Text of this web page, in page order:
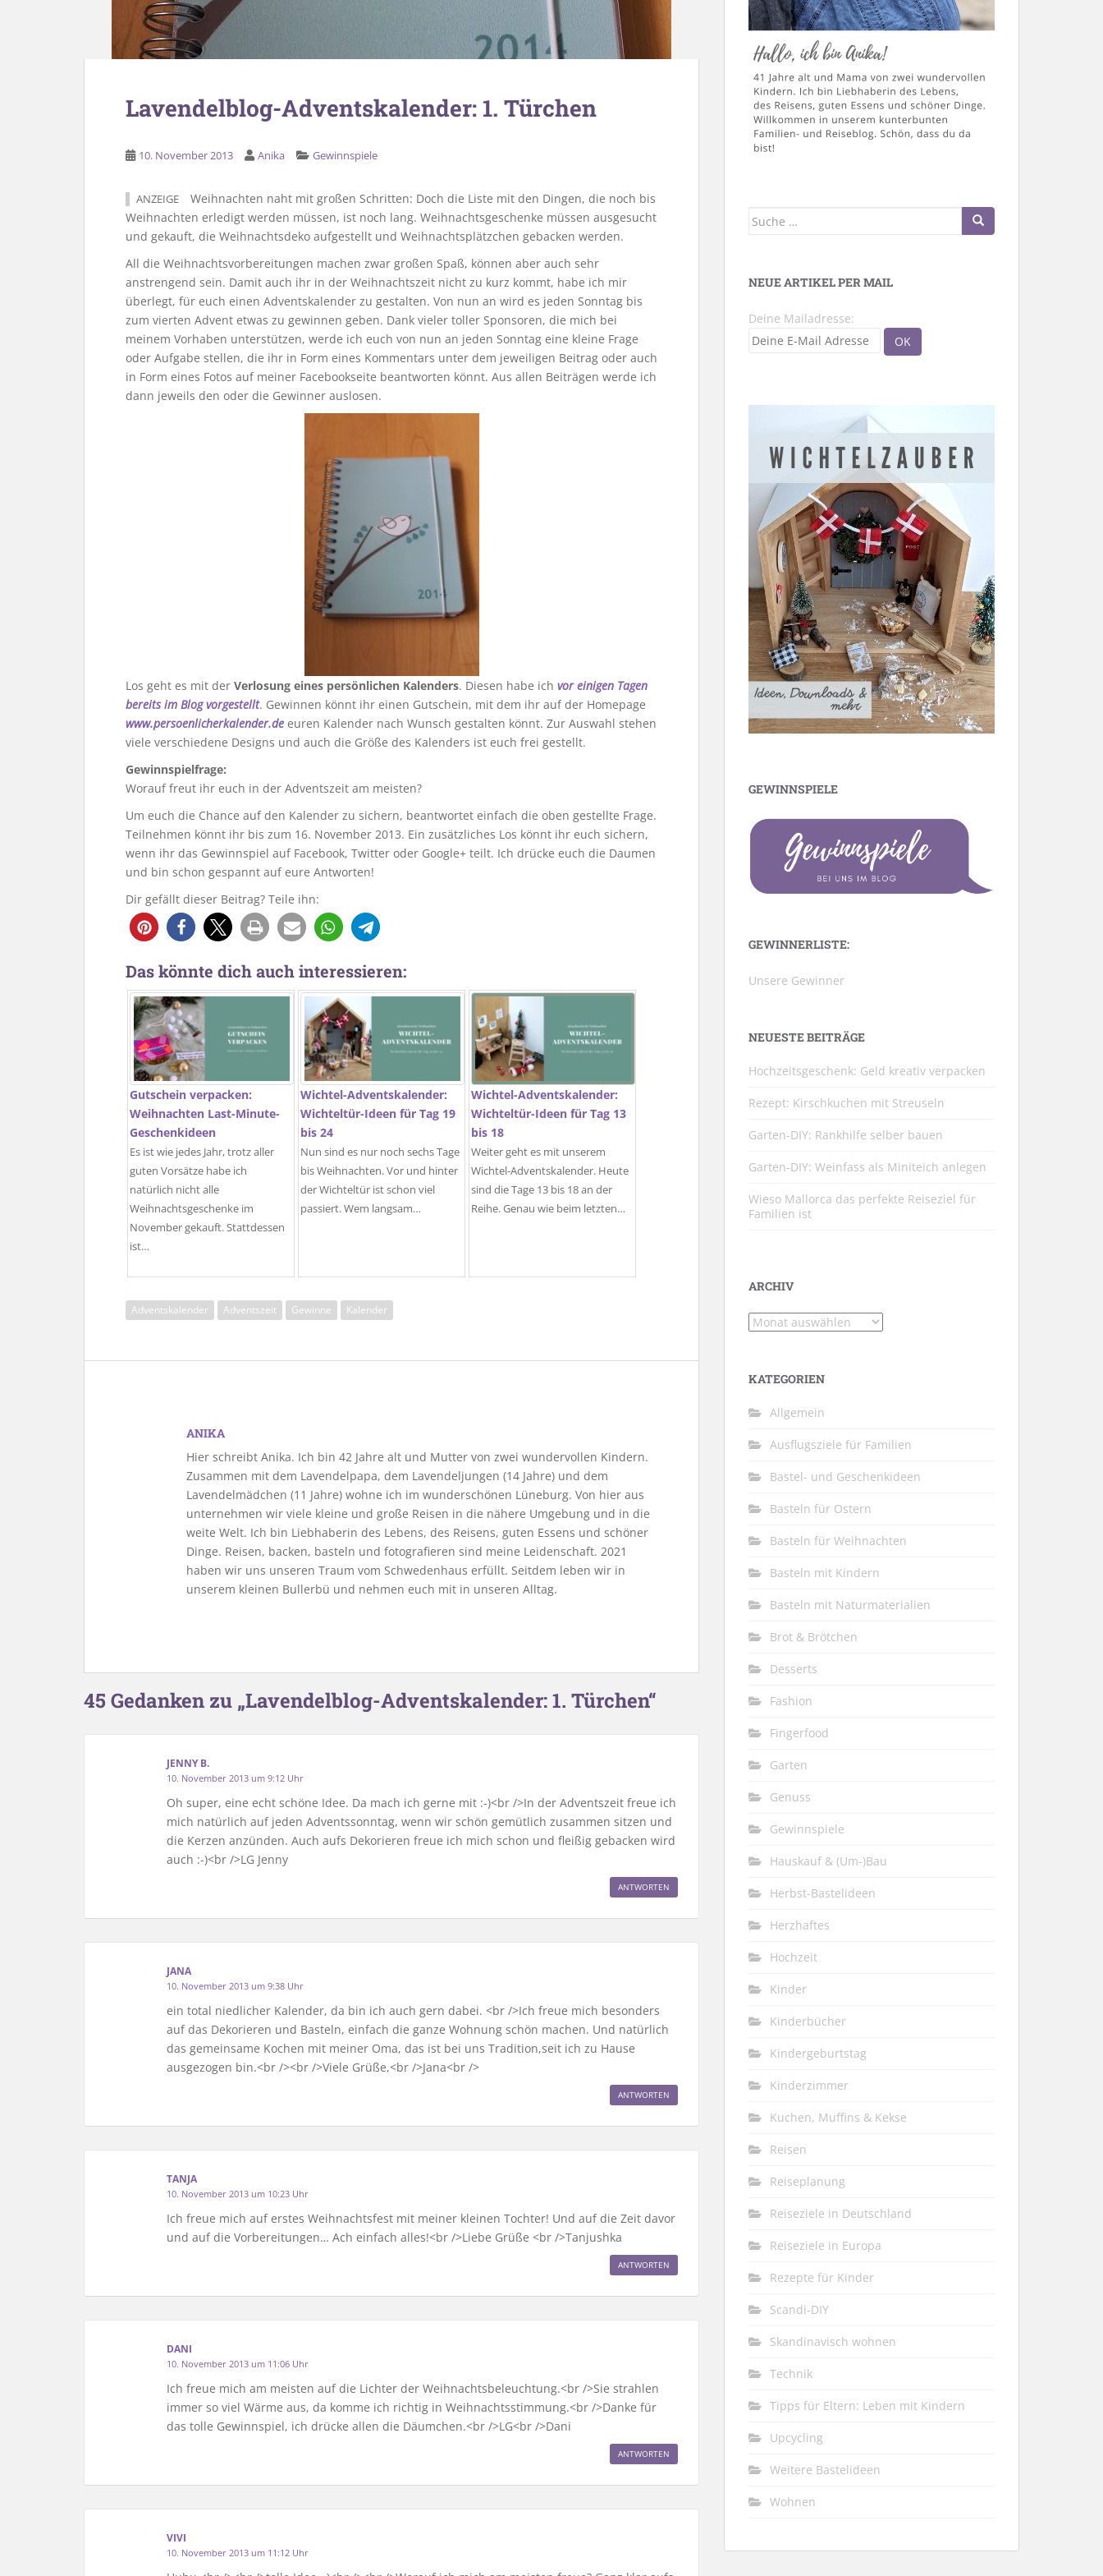
Lavendelblog-Adventskalender: 1. Türchen
10. November 2013 Anika Gewinnspiele
ANZEIGE
Weihnachten naht mit großen Schritten: Doch die Liste mit den Dingen, die noch bis
Weihnachten erledigt werden müssen, ist noch lang. Weihnachtsgeschenke müssen ausgesucht
und gekauft, die Weihnachtsdeko aufgestellt und Weihnachtsplätzchen gebacken werden.
All die Weihnachtsvorbereitungen machen zwar großen Spaß, können aber auch sehr
anstrengend sein. Damit auch ihr in der Weihnachtszeit nicht zu kurz kommt, habe ich mir
überlegt, für euch einen Adventskalender zu gestalten. Von nun an wird es jeden Sonntag bis
zum vierten Advent etwas zu gewinnen geben. Dank vieler toller Sponsoren, die mich bei
meinem Vorhaben unterstützen, werde ich euch von nun an jeden Sonntag eine kleine Frage
oder Aufgabe stellen, die ihr in Form eines Kommentars unter dem jeweiligen Beitrag oder auch
in Form eines Fotos auf meiner Facebookseite beantworten könnt. Aus allen Beiträgen werde ich
dann jeweils den oder die Gewinner auslosen.
Los geht es mit der Verlosung eines persönlichen Kalenders. Diesen habe ich vor einigen Tagen
bereits im Blog vorgestellt. Gewinnen könnt ihr einen Gutschein, mit dem ihr auf der Homepage
www.persoenlicherkalender.de euren Kalender nach Wunsch gestalten könnt. Zur Auswahl stehen
viele verschiedene Designs und auch die Größe des Kalenders ist euch frei gestellt.
Gewinnspielfrage:
Worauf freut ihr euch in der Adventszeit am meisten?
Um euch die Chance auf den Kalender zu sichern, beantwortet einfach die oben gestellte Frage.
Teilnehmen könnt ihr bis zum 16. November 2013. Ein zusätzliches Los könnt ihr euch sichern,
wenn ihr das Gewinnspiel auf Facebook, Twitter oder Google+ teilt. Ich drücke euch die Daumen
und bin schon gespannt auf eure Antworten!
Dir gefällt dieser Beitrag? Teile ihn:
Das könnte dich auch interessieren:
Gutschein verpacken:
Weihnachten Last-Minute-
Geschenkideen
Es ist wie jedes Jahr, trotz aller
guten Vorsätze habe ich
natürlich nicht alle
Weihnachtsgeschenke im
November gekauft. Stattdessen
ist…
Wichtel-Adventskalender:
Wichteltür-Ideen für Tag 19
bis 24
Nun sind es nur noch sechs Tage
bis Weihnachten. Vor und hinter
der Wichteltür ist schon viel
passiert. Wem langsam…
Wichtel-Adventskalender:
Wichteltür-Ideen für Tag 13
bis 18
Weiter geht es mit unserem
Wichtel-Adventskalender. Heute
sind die Tage 13 bis 18 an der
Reihe. Genau wie beim letzten…
Adventskalender Adventszeit Gewinne Kalender
ANIKA
Hier schreibt Anika. Ich bin 42 Jahre alt und Mutter von zwei wundervollen Kindern.
Zusammen mit dem Lavendelpapa, dem Lavendeljungen (14 Jahre) und dem
Lavendelmädchen (11 Jahre) wohne ich im wunderschönen Lüneburg. Von hier aus
unternehmen wir viele kleine und große Reisen in die nähere Umgebung und in die
weite Welt. Ich bin Liebhaberin des Lebens, des Reisens, guten Essens und schöner
Dinge. Reisen, backen, basteln und fotografieren sind meine Leidenschaft. 2021
haben wir uns unseren Traum vom Schwedenhaus erfüllt. Seitdem leben wir in
unserem kleinen Bullerbü und nehmen euch mit in unseren Alltag.
45 Gedanken zu „Lavendelblog-Adventskalender: 1. Türchen“
JENNY B.
10. November 2013 um 9:12 Uhr
Oh super, eine echt schöne Idee. Da mach ich gerne mit :-)<br />In der Adventszeit freue ich
mich natürlich auf jeden Adventssonntag, wenn wir schön gemütlich zusammen sitzen und
die Kerzen anzünden. Auch aufs Dekorieren freue ich mich schon und fleißig gebacken wird
auch :-)<br />LG Jenny
ANTWORTEN
JANA
10. November 2013 um 9:38 Uhr
ein total niedlicher Kalender, da bin ich auch gern dabei. <br />Ich freue mich besonders
auf das Dekorieren und Basteln, einfach die ganze Wohnung schön machen. Und natürlich
das gemeinsame Kochen mit meiner Oma, das ist bei uns Tradition,seit ich zu Hause
ausgezogen bin.<br /><br />Viele Grüße,<br />Jana<br />
ANTWORTEN
TANJA
10. November 2013 um 10:23 Uhr
Ich freue mich auf erstes Weihnachtsfest mit meiner kleinen Tochter! Und auf die Zeit davor
und auf die Vorbereitungen… Ach einfach alles!<br />Liebe Grüße <br />Tanjushka
ANTWORTEN
DANI
10. November 2013 um 11:06 Uhr
Ich freue mich am meisten auf die Lichter der Weihnachtsbeleuchtung.<br />Sie strahlen
immer so viel Wärme aus, da komme ich richtig in Weihnachtsstimmung.<br />Danke für
das tolle Gewinnspiel, ich drücke allen die Däumchen.<br />LG<br />Dani
ANTWORTEN
VIVI
10. November 2013 um 11:12 Uhr
Suche
NEUE ARTIKEL PER MAIL
Deine Mailadresse:
GEWINNSPIELE
GEWINNERLISTE:
Unsere Gewinner
NEUESTE BEITRÄGE
Hochzeitsgeschenk: Geld kreativ verpacken
Rezept: Kirschkuchen mit Streuseln
Garten-DIY: Rankhilfe selber bauen
Garten-DIY: Weinfass als Miniteich anlegen
Wieso Mallorca das perfekte Reiseziel für
Familien ist
ARCHIV
Archiv
KATEGORIEN
Allgemein
Ausflugsziele für Familien
Bastel- und Geschenkideen
Basteln für Ostern
Basteln für Weihnachten
Basteln mit Kindern
Basteln mit Naturmaterialien
Brot & Brötchen
Desserts
Fashion
Fingerfood
Garten
Genuss
Gewinnspiele
Hauskauf & (Um-)Bau
Herbst-Bastelideen
Herzhaftes
Hochzeit
Kinder
Kinderbücher
Kindergeburtstag
Kinderzimmer
Kuchen, Muffins & Kekse
Reisen
Reiseplanung
Reiseziele in Deutschland
Reiseziele in Europa
Rezepte für Kinder
Scandi-DIY
Skandinavisch wohnen
Technik
Tipps für Eltern: Leben mit Kindern
Upcycling
Weitere Bastelideen
Wohnen